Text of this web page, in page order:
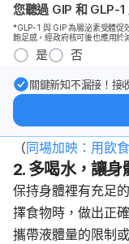
您聽過 GIP 和 GLP-1
*GLP-1 與 GIP 為腸泌素受體促
飽足感，經政府核可後也應用於
是 否
關鍵新知不漏接！接
（同場加映：用飲
2. 多喝水，讓
保持身體裡有充足
擇食物時，做出正
攜帶液體量的限制